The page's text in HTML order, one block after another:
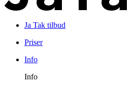
Ja Tak tilbud
Priser
Info
Info